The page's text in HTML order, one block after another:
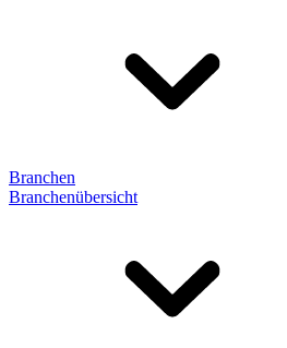
Branchen
Branchenübersicht